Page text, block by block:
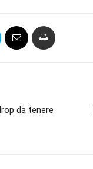
da tenere